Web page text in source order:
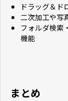
ドラッグ＆ド
二次加工や写
フォルダ検索
機能
まとめ